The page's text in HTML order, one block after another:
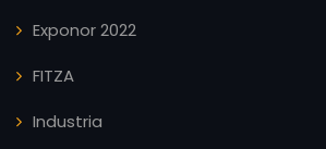
Exponor 2022
FITZA
Industria